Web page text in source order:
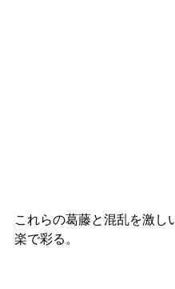
これらの葛藤と混乱を激し
楽で彩る。